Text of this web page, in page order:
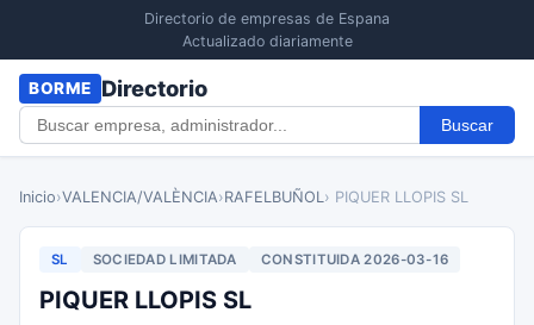
Directorio de empresas de Espana
Actualizado diariamente
BORME Directorio
Buscar
Inicio›VALENCIA/VALÈNCIA›RAFELBUÑOL› PIQUER LLOPIS SL
SL SOCIEDAD LIMITADA CONSTITUIDA 2026-03-16
PIQUER LLOPIS SL